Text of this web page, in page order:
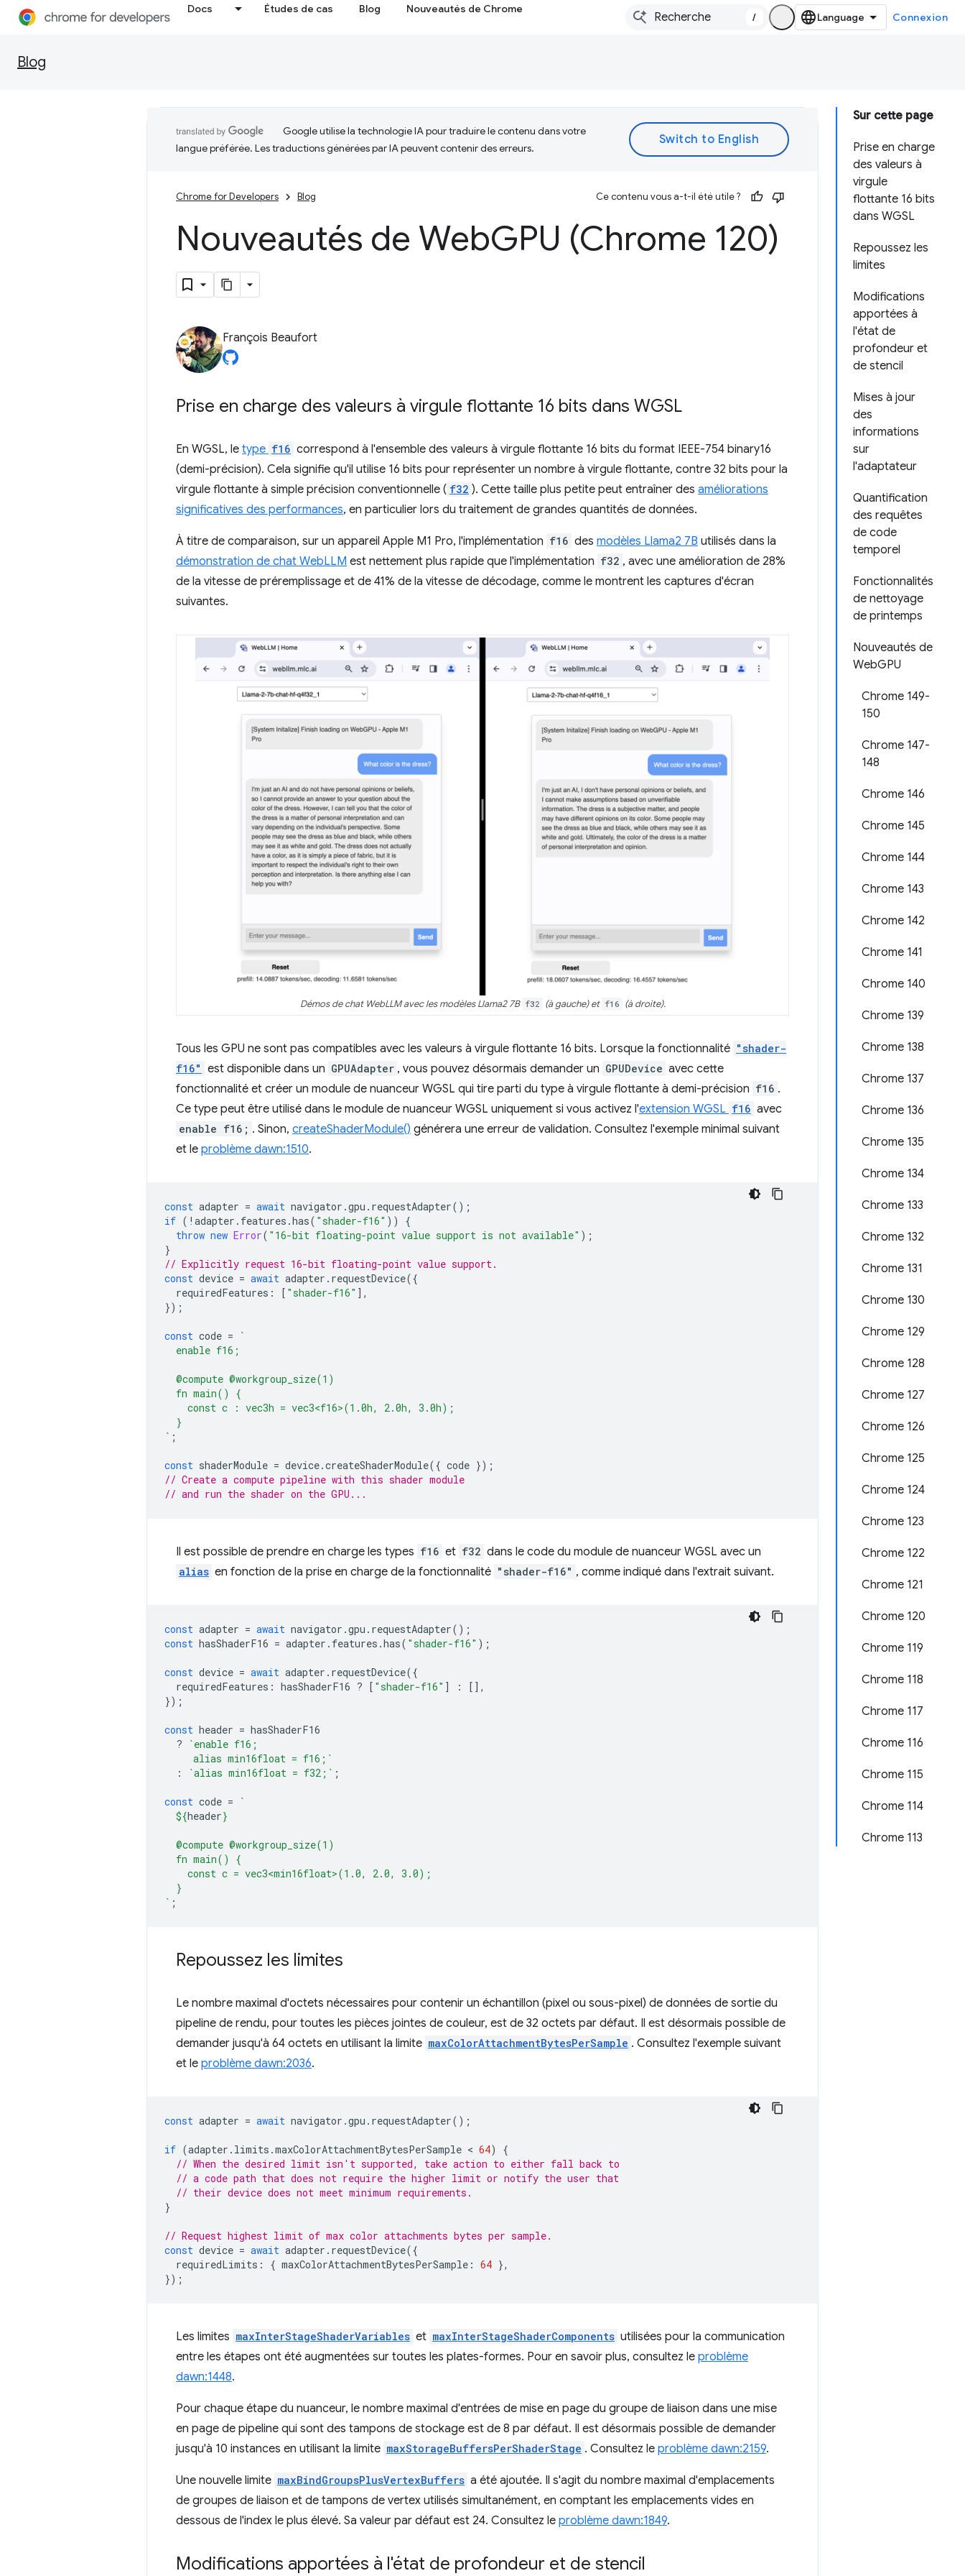
Docs Études de cas Blog Nouveautés de Chrome
/ Connexion
Blog
Sur cette page
Prise en charge
des valeurs à
virgule
flottante 16 bits
dans WGSL
Repoussez les
limites
Modifications
apportées à
l'état de
profondeur et
de stencil
Mises à jour
des
informations
sur
l'adaptateur
Quantification
des requêtes
de code
temporel
Fonctionnalités
de nettoyage
de printemps
Nouveautés de
WebGPU
Chrome 149-
150
Chrome 147-
148
Chrome 146
Chrome 145
Chrome 144
Chrome 143
Chrome 142
Chrome 141
Chrome 140
Chrome 139
Chrome 138
Chrome 137
Chrome 136
Chrome 135
Chrome 134
Chrome 133
Chrome 132
Chrome 131
Chrome 130
Chrome 129
Chrome 128
Chrome 127
Chrome 126
Chrome 125
Chrome 124
Chrome 123
Chrome 122
Chrome 121
Chrome 120
Chrome 119
Chrome 118
Chrome 117
Chrome 116
Chrome 115
Chrome 114
Chrome 113
Google utilise la technologie IA pour traduire le contenu dans votre
langue préférée. Les traductions générées par IA peuvent contenir des erreurs.
Chrome for Developers Blog Ce contenu vous a-t-il été utile ?
Nouveautés de WebGPU (Chrome 120)
François Beaufort
Prise en charge des valeurs à virgule flottante 16 bits dans WGSL
En WGSL, le type f16 correspond à l'ensemble des valeurs à virgule flottante 16 bits du format IEEE-754 binary16
(demi-précision). Cela signifie qu'il utilise 16 bits pour représenter un nombre à virgule flottante, contre 32 bits pour la
virgule flottante à simple précision conventionnelle ( f32 ). Cette taille plus petite peut entraîner des améliorations
significatives des performances, en particulier lors du traitement de grandes quantités de données.
À titre de comparaison, sur un appareil Apple M1 Pro, l'implémentation f16 des modèles Llama2 7B utilisés dans la
démonstration de chat WebLLM est nettement plus rapide que l'implémentation f32 , avec une amélioration de 28%
de la vitesse de préremplissage et de 41% de la vitesse de décodage, comme le montrent les captures d'écran
suivantes.
Démos de chat WebLLM avec les modèles Llama2 7B f32 (à gauche) et f16 (à droite).
Tous les GPU ne sont pas compatibles avec les valeurs à virgule flottante 16 bits. Lorsque la fonctionnalité "shader-
f16" est disponible dans un GPUAdapter , vous pouvez désormais demander un GPUDevice avec cette
fonctionnalité et créer un module de nuanceur WGSL qui tire parti du type à virgule flottante à demi-précision f16 .
Ce type peut être utilisé dans le module de nuanceur WGSL uniquement si vous activez l'extension WGSL f16 avec
enable f16; . Sinon, createShaderModule() générera une erreur de validation. Consultez l'exemple minimal suivant
et le problème dawn:1510.
const adapter = await navigator .gpu . requestAdapter();
if ( ! adapter . features .has( "shader-f16" ))
{
throw new Error( "16-bit floating-point value support is not available" );
}
// Explicitly request 16-bit floating-point value support.
const device = await adapter . requestDevice({
requiredFeatures : [ "shader-f16" ],
});
const code =
`
  enable f16;
  @compute @workgroup_size(1)
  fn main() {
    const c : vec3h = vec3<f16>(1.0h, 2.0h, 3.0h);
  }
` ;
const shaderModule = device.createShaderModule({ code });
// Create a compute pipeline with this shader module
// and run the shader on the GPU...
Il est possible de prendre en charge les types f16 et f32 dans le code du module de nuanceur WGSL avec un
alias en fonction de la prise en charge de la fonctionnalité "shader-f16" , comme indiqué dans l'extrait suivant.
const adapter = await navigator .gpu . requestAdapter();
const hasShaderF16 = adapter . features .has( "shader-f16" );
const device = await adapter . requestDevice({
requiredFeatures : hasShaderF16 ? [ "shader-f16" ] :
[],
});
const header = hasShaderF16
?
`enable f16;
     alias min16float = f16;`
:
`alias min16float = f32;` ;
const code =
`
${header}
  @compute @workgroup_size(1)
  fn main() {
    const c = vec3<min16float>(1.0, 2.0, 3.0);
  }
` ;
Repoussez les limites
Le nombre maximal d'octets nécessaires pour contenir un échantillon (pixel ou sous-pixel) de données de sortie du
pipeline de rendu, pour toutes les pièces jointes de couleur, est de 32 octets par défaut. Il est désormais possible de
demander jusqu'à 64 octets en utilisant la limite maxColorAttachmentBytesPerSample . Consultez l'exemple suivant
et le problème dawn:2036.
const adapter = await navigator .gpu . requestAdapter();
if (adapter . limits .maxColorAttachmentBytesPerSample < 64)
{
// When the desired limit isn't supported, take action to either fall back to
// a code path that does not require the higher limit or notify the user that
// their device does not meet minimum requirements.
}
// Request highest limit of max color attachments bytes per sample.
const device = await adapter . requestDevice({
requiredLimits : { maxColorAttachmentBytesPerSample : 64 },
});
Les limites maxInterStageShaderVariables et maxInterStageShaderComponents utilisées pour la communication
entre les étapes ont été augmentées sur toutes les plates-formes. Pour en savoir plus, consultez le problème
dawn:1448.
Pour chaque étape du nuanceur, le nombre maximal d'entrées de mise en page du groupe de liaison dans une mise
en page de pipeline qui sont des tampons de stockage est de 8 par défaut. Il est désormais possible de demander
jusqu'à 10 instances en utilisant la limite maxStorageBuffersPerShaderStage . Consultez le problème dawn:2159.
Une nouvelle limite maxBindGroupsPlusVertexBuffers a été ajoutée. Il s'agit du nombre maximal d'emplacements
de groupes de liaison et de tampons de vertex utilisés simultanément, en comptant les emplacements vides en
dessous de l'index le plus élevé. Sa valeur par défaut est 24. Consultez le problème dawn:1849.
Modifications apportées à l'état de profondeur et de stencil